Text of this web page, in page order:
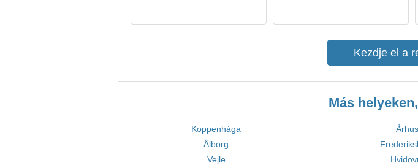
Kezdje el a
Más
Koppenhága Århus
Ålborg
Vejle